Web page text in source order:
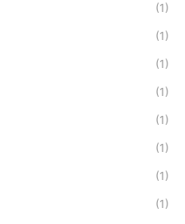
(1)
(1)
(1)
(1)
(1)
(1)
(1)
(1)